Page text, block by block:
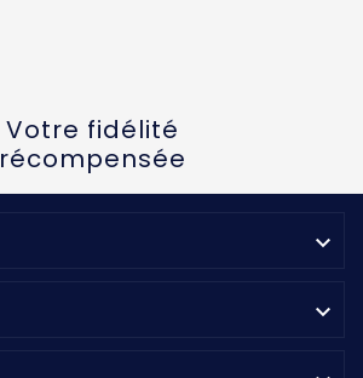
Votre fidélité
récompensée

